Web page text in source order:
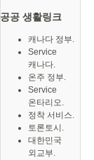
공공 생활링크
캐나다 정부.
Service
캐나다.
온주 정부.
Service
온타리오.
정착 서비스.
토론토시.
대한민국
외교부.